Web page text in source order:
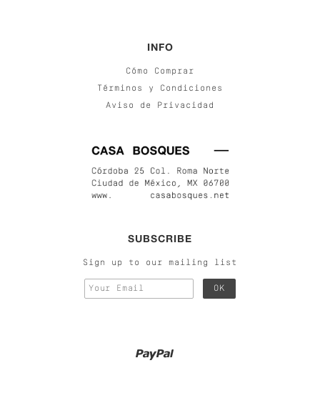
INFO
Cómo Comprar
Términos y Condiciones
Aviso de Privacidad
SUBSCRIBE
Sign up to our mailing list